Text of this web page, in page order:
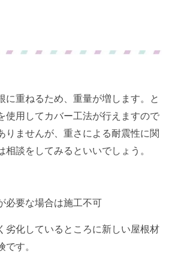
に重ねるため、重量が増します。と
使用してカバー工法が行えますので
りませんが、重さによる耐震性に関
相談をしてみるといいでしょう。
必要な場合は施工不可
劣化しているところに新しい屋根材
です。